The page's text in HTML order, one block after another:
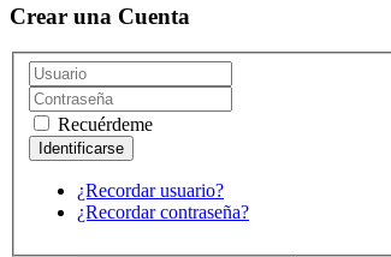
Crear una Cuenta
Recuérdeme
¿Recordar usuario?
¿Recordar contraseña?